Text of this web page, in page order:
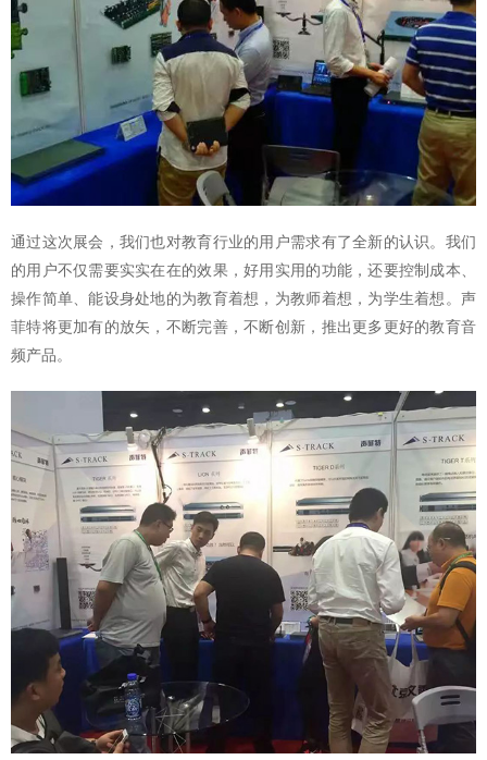
通过这次展会，我们也对教育行业的用户需求有了全新的认识。我们
的用户不仅需要实实在在的效果，好用实用的功能，还要控制成本、
操作简单、能设身处地的为教育着想，为教师着想，为学生着想。声
菲特将更加有的放矢，不断完善，不断创新，推出更多更好的教育音
频产品。